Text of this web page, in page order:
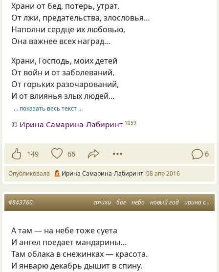
Храни от бед, потерь, утрат,
От лжи, предательства, злословья…
Наполни сердце их любовью,
Она важнее всех наград…
Храни, Господь, моих детей
От войн и от заболеваний,
От горьких разочарований,
И от влиянья злых людей…
… показать весь текст …
© Ирина Самарина-Лабиринт 1059
149 66 6
Опубликовала Ирина Самарина-Лабиринт 08 апр 2016
стихи бог небо новый год ирина самарина
#843760
А там — на небе тоже суета
И ангел поедает мандарины…
Там облака в снежинках — красота.
И январю декабрь дышит в спину.